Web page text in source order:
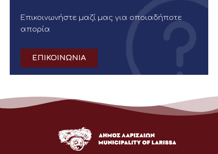
Επικοινωνήστε μαζί μας για οποιαδήποτε
απορία
ΕΠΙΚΟΙΝΩΝΙΑ